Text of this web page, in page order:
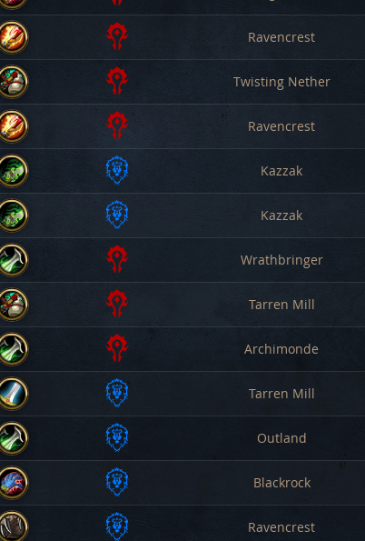
Evocatrice Orda
Mago Orda
Ravencrest
Monaco Orda
Twisting Nether
Mago Orda
Ravencrest
Cacciatrice di Demoni
Alleanza
Kazzak
Cacciatrice di Demoni
Alleanza
Kazzak
Ladra Orda
Wrathbringer
Monaco Orda
Tarren Mill
Ladra Orda
Archimonde
Guerriera Alleanza
Tarren Mill
Ladra Alleanza
Outland
Evocatrice Alleanza
Blackrock
Ravencrest